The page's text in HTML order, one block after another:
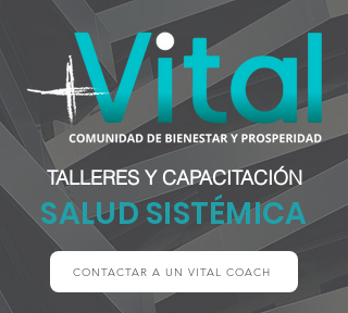
TALLERES Y CAPACITACIÓN
SALUD SISTÉMICA
CONTACTAR A UN VITAL COACH